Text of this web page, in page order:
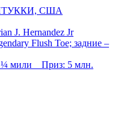
США
J. Hernandez Jr
Flush Toe; задние –
мили Приз: 5 млн.